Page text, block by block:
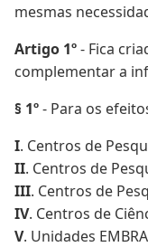
mesmas
Artigo 1º- Fica
complementar a
§ 1º- Para os
I. Centros de
II. Centros de
III. Centros de
IV. Centros de
V. Unidades